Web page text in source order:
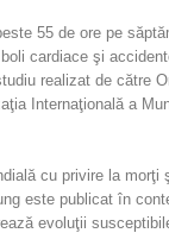
55 de ore pe
cardiace şi
realizat de către
Internaţională a
cu privire la morţi
este publicat în
evoluţii